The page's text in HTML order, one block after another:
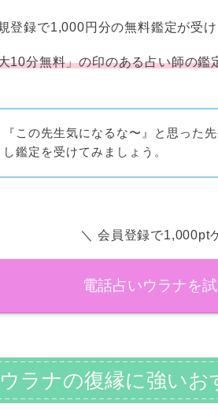
登録で1,000円分の無料鑑定が受け
10分無料」の印のある占い師の
『この先生気になるな〜』と思った
し鑑定を受けてみましょう。
＼ 会員登録で1,000pt
電話占いウラナを
ラナの復縁に強いお